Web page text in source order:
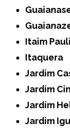
Itaim
Itaquera
Jardim
Jardim
Jardim
Jardim